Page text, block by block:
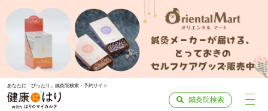
あなたに「ぴったり」鍼灸院検索・予約サイト
鍼灸院検索